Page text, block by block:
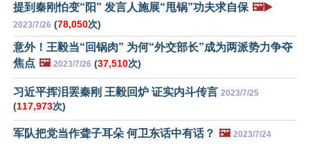
提到秦刚怕变“阳” 发言人施展“甩锅”功夫求自保 🖼️▶️
2023/7/26 (78,050次)
意外！王毅当“回锅肉” 为何“外交部长”成为两派势力争夺
焦点 🖼️ 2023/7/26 (37,510次)
习近平挥泪罢秦刚 王毅回炉 证实内斗传言 2023/7/25
(117,973次)
军队把党当作聋子耳朵 何卫东话中有话？ 🖼️ 2023/7/24